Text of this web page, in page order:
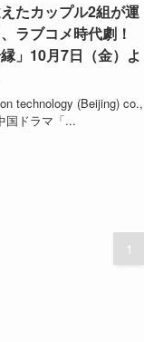
たカップル2組が運
ラブコメ時代劇！
」10月7日（金）よ
technology (Beijing) co.,
国ドラマ「...
1